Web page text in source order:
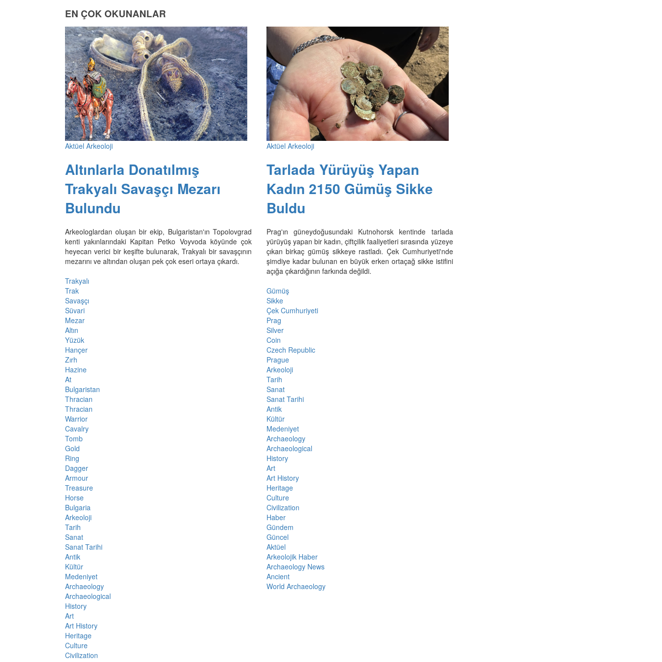
EN ÇOK OKUNANLAR
Aktüel Arkeoloji
Altınlarla Donatılmış
Trakyalı Savaşçı Mezarı
Bulundu
Arkeologlardan oluşan bir ekip, Bulgaristan'ın Topolovgrad
kenti yakınlarındaki Kapitan Petko Voyvoda köyünde çok
heyecan verici bir keşifte bulunarak, Trakyalı bir savaşçının
mezarını ve altından oluşan pek çok eseri ortaya çıkardı.
Trakyalı
Trak
Savaşçı
Süvari
Mezar
Altın
Yüzük
Hançer
Zırh
Hazine
At
Bulgaristan
Thracian
Thracian
Warrior
Cavalry
Tomb
Gold
Ring
Dagger
Armour
Treasure
Horse
Bulgaria
Arkeoloji
Tarih
Sanat
Sanat Tarihi
Antik
Kültür
Medeniyet
Archaeology
Archaeological
History
Art
Art History
Heritage
Culture
Civilization
Aktüel Arkeoloji
Tarlada Yürüyüş Yapan
Kadın 2150 Gümüş Sikke
Buldu
Prag'ın güneydoğusundaki Kutnohorsk kentinde tarlada
yürüyüş yapan bir kadın, çiftçilik faaliyetleri sırasında yüzeye
çıkan birkaç gümüş sikkeye rastladı. Çek Cumhuriyeti'nde
şimdiye kadar bulunan en büyük erken ortaçağ sikke istifini
açığa çıkardığının farkında değildi.
Gümüş
Sikke
Çek Cumhuriyeti
Prag
Silver
Coin
Czech Republic
Prague
Arkeoloji
Tarih
Sanat
Sanat Tarihi
Antik
Kültür
Medeniyet
Archaeology
Archaeological
History
Art
Art History
Heritage
Culture
Civilization
Haber
Gündem
Güncel
Aktüel
Arkeolojik Haber
Archaeology News
Ancient
World Archaeology